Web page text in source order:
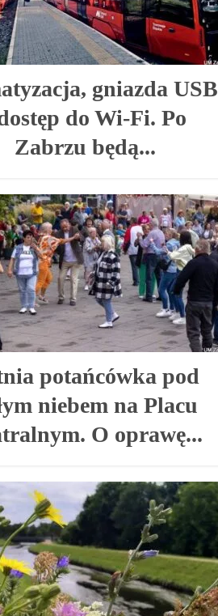
gniazda USB
do Wi-Fi. Po
Zabrzu będą...
potańcówka pod
niebem na Placu
O oprawę...